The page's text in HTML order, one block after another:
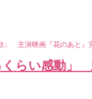
」 主演映画『花のあと』
くらい感動」